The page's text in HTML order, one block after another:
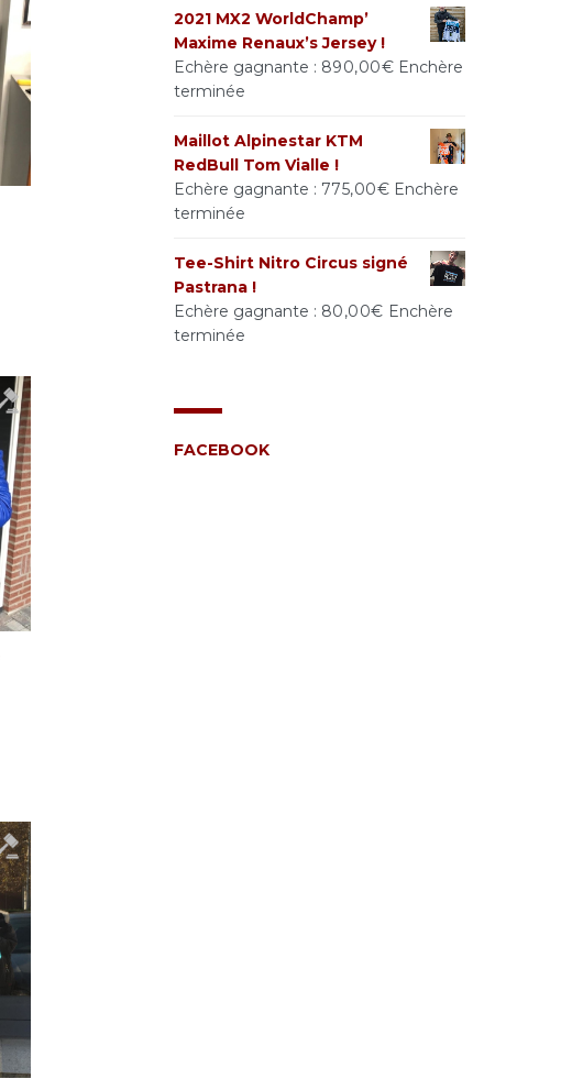
2021 MX2 WorldChamp’
Maxime Renaux’s Jersey !
Echère gagnante : 890,00€ Enchère
terminée
Maillot Alpinestar KTM
RedBull Tom Vialle !
Echère gagnante : 775,00€ Enchère
terminée
Tee-Shirt Nitro Circus signé
Pastrana !
Echère gagnante : 80,00€ Enchère
terminée
FACEBOOK